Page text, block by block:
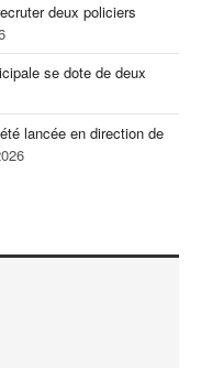
deux policiers
se dote de deux
lancée en direction de